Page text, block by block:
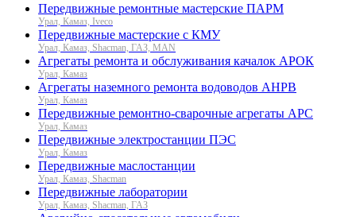
Передвижные ремонтные мастерские ПАРМ
Урал, Камаз, Iveco
Передвижные мастерские с КМУ
Урал, Камаз, Shacman, ГАЗ, MAN
Агрегаты ремонта и обслуживания качалок АРОК
Урал, Камаз
Агрегаты наземного ремонта водоводов АНРВ
Урал, Камаз
Передвижные ремонтно-сварочные агрегаты АРС
Урал, Камаз
Передвижные электростанции ПЭС
Урал, Камаз
Передвижные маслостанции
Урал, Камаз, Shacman
Передвижные лаборатории
Урал, Камаз, Shacman, ГАЗ